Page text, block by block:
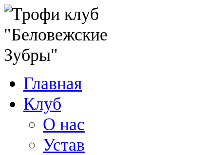
Главная
Клуб
О нас
Устав